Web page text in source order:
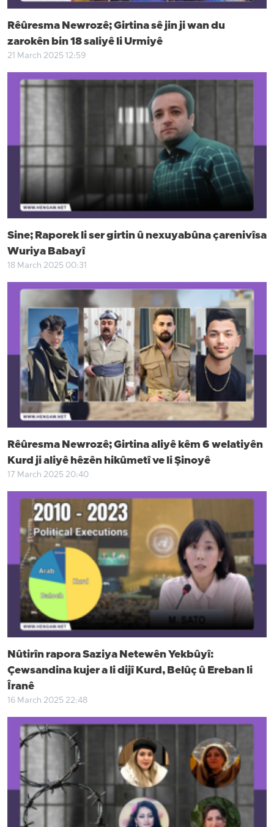
Rêûresma Newrozê; Girtina sê jin ji wan du
zarokên bin 18 saliyê li Urmiyê
21 March 2025 12:59
Sine; Raporek li ser girtin û nexuyabûna çarenivîsa
Wuriya Babayî
18 March 2025 00:31
Rêûresma Newrozê; Girtina aliyê kêm 6 welatiyên
Kurd ji aliyê hêzên hikûmetî ve li Şinoyê
17 March 2025 20:40
Nûtirîn rapora Saziya Netewên Yekbûyî:
Çewsandina kujer a li dijî Kurd, Belûç û Ereban li
Îranê
16 March 2025 22:48